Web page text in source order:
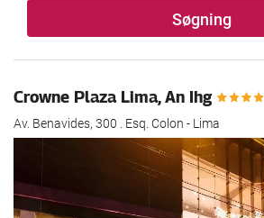
Søgning
Crowne Plaza Lima, An Ihg
Av. Benavides, 300 . Esq. Colon - Lima